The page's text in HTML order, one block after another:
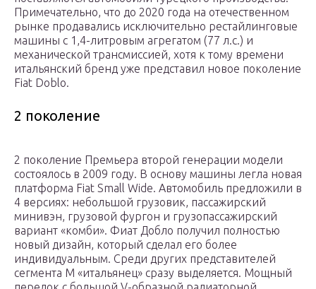
Примечательно, что до 2020 года на отечественном
рынке продавались исключительно рестайлинговые
машины с 1,4-литровым агрегатом (77 л.с.) и
механической трансмиссией, хотя к тому времени
итальянский бренд уже представил новое поколение
Fiat Doblo.
2 поколение
2 поколение Премьера второй генерации модели
состоялось в 2009 году. В основу машины легла новая
платформа Fiat Small Wide. Автомобиль предложили в
4 версиях: небольшой грузовик, пассажирский
минивэн, грузовой фургон и грузопассажирский
вариант «комби». Фиат Добло получил полностью
новый дизайн, который сделал его более
индивидуальным. Среди других представителей
сегмента М «итальянец» сразу выделяется. Мощный